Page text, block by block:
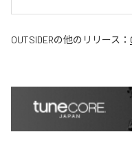
OUTSIDERの他のリリース：